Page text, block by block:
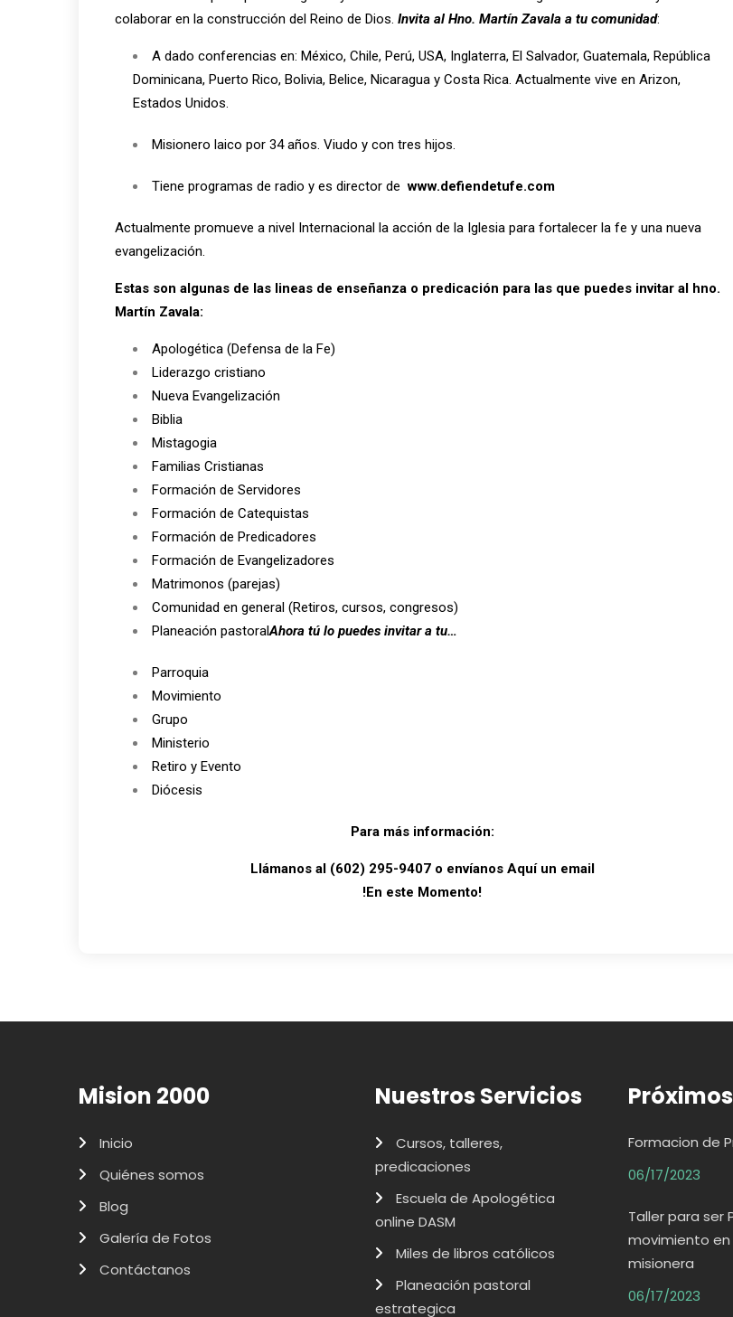
colaborar en la construcción del Reino de Dios. Invita al Hno. Martín Zavala a tu comunidad:
A dado conferencias en: México, Chile, Perú, USA, Inglaterra, El Salvador, Guatemala, República
Dominicana, Puerto Rico, Bolivia, Belice, Nicaragua y Costa Rica. Actualmente vive en Arizon,
Estados Unidos.
Misionero laico por 34 años. Viudo y con tres hijos.
Tiene programas de radio y es director dewww.defiendetufe.com
Actualmente promueve a nivel Internacional la acción de la Iglesia para fortalecer la fe y una nueva
evangelización.
Estas son algunas de las lineas de enseñanza o predicación para las que puedes invitar al hno.
Martín Zavala:
Apologética (Defensa de la Fe)
Liderazgo cristiano
Nueva Evangelización
Biblia
Mistagogia
Familias Cristianas
Formación de Servidores
Formación de Catequistas
Formación de Predicadores
Formación de Evangelizadores
Matrimonos (parejas)
Comunidad en general (Retiros, cursos, congresos)
Planeación pastoralAhora tú lo puedes invitar a tu…
Parroquia
Movimiento
Grupo
Ministerio
Retiro y Evento
Diócesis
Para más información:
Llámanos al (602) 295-9407 o envíanos Aquíun email
!En este Momento!
Mision 2000
Inicio
Quiénes somos
Blog
Galería de Fotos
Contáctanos
Nuestros Servicios
Cursos, talleres,
predicaciones
Escuela de Apologética
online DASM
Miles de libros católicos
Planeación pastoral
estrategica
Formacion de
06/17/2023
Taller para ser
movimiento en
misionera
06/17/2023